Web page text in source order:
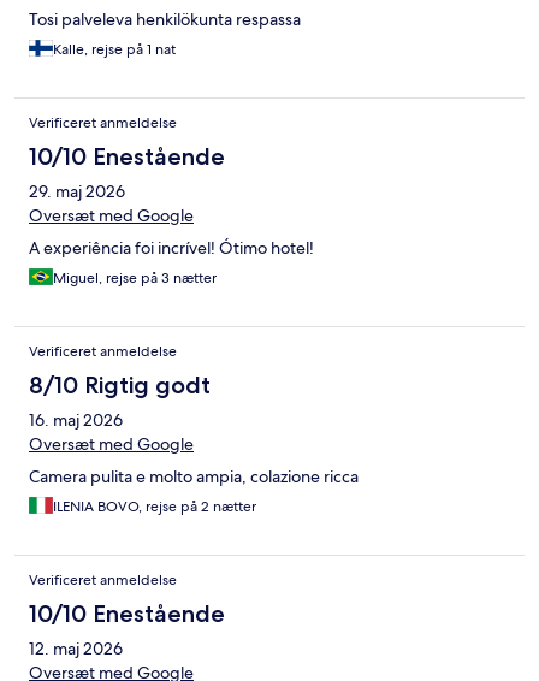
Tosi palveleva henkilökunta respassa
Kalle, rejse på 1 nat
Verificeret anmeldelse
10/10 Enestående
29. maj 2026
Oversæt med Google
A experiência foi incrível! Ótimo hotel!
Miguel, rejse på 3 nætter
Verificeret anmeldelse
8/10 Rigtig godt
16. maj 2026
Oversæt med Google
Camera pulita e molto ampia, colazione ricca
ILENIA BOVO, rejse på 2 nætter
Verificeret anmeldelse
10/10 Enestående
12. maj 2026
Oversæt med Google